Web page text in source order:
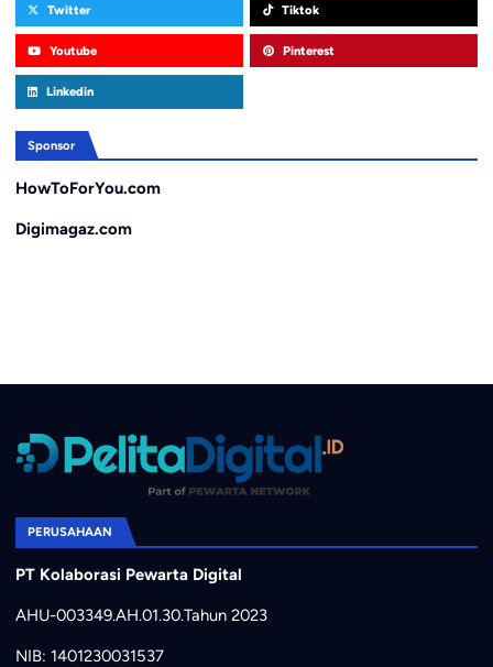
Twitter Tiktok
Youtube Pinterest
Linkedin
Sponsor
HowToForYou.com
Digimagaz.com
PERUSAHAAN
PT Kolaborasi Pewarta Digital
AHU-003349.AH.01.30.Tahun 2023
NIB: 1401230031537